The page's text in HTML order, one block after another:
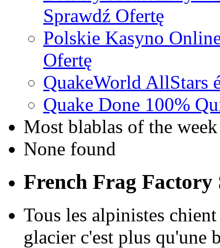
Sprawdź Ofertę
Polskie Kasyno
Ofertę
QuakeWorld AllStars
Quake Done 100%
Most blablas of the week
None found
French Frag Factory
Tous les alpinistes
glacier c'est plus qu'une